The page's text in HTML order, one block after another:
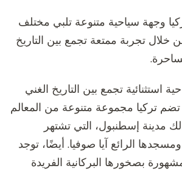
وجهة سياحية متنوعة تلبي مختلف
خلال تجربة ممتعة تجمع بين التاريخ
استثنائية تجمع بين التاريخ الغني
تضم تركيا مجموعة متنوعة من المعالم
مدينة إسطنبول، التي تشتهر
الرائع آيا صوفيا. أيضًا، توجد
بصخورها البركانية الفريدة